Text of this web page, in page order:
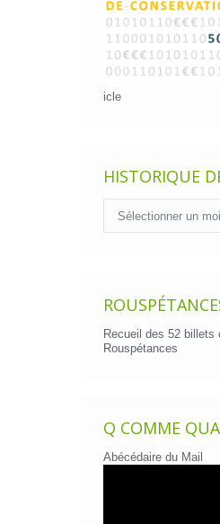
icle
HISTORIQUE
des
billets
Recueil des 52 billets
Rouspétances
Q COMME
Abécédaire du Mail